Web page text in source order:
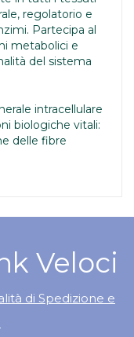
regolatorio e
Partecipa al
metabolici e
del sistema
intracellulare
biologiche vitali:
delle fibre
Veloci
di Spedizione e